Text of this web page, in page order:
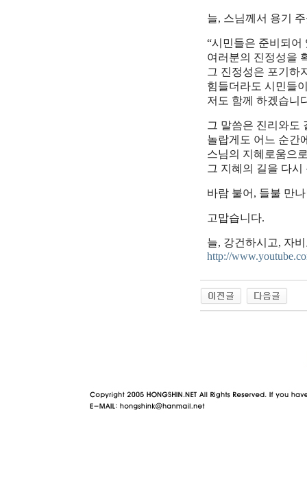
늘, 스님께서 용기
“시민들은 준비되어
여러분의 진정성을
그 진정성은 포기하
힘들더라도 시민들
저도 함께 하겠습니
그 말씀은 진리와도
놀랍게도 어느 순간
스님의 지혜로움으
그 지혜의 길을 다
바람 불어, 들불 만
고맙습니다.
늘, 강건하시고, 자
http://